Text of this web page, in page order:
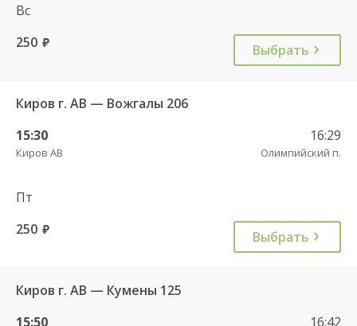
Вс
250 руб. Выбрать
Киров г. АВ — Вожгалы 206
15:30
Киров АВ
16:29
Олимпийский п.
Пт
250 руб. Выбрать
Киров г. АВ — Кумены 125
15:50
16:42